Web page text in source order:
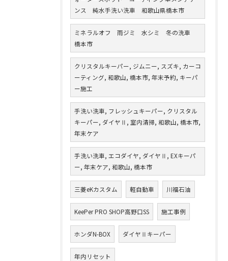
ンス 純水手洗い洗車 和歌山県橋本市
ミネラルオフ 雨ジミ 水シミ 冬の洗車
橋本市
クリスタルキーパー, ジムニー, スズキ, カーコ
ーティング, 和歌山, 橋本市, 年末予約, キーパ
ー施工
手洗い洗車, フレッシュキーパー, クリスタル
キーパー, ダイヤⅡ, 室内清掃, 和歌山, 橋本市,
年末ケア
手洗い洗車, エコダイヤ, ダイヤⅡ, EXキーパ
ー, 年末ケア, 和歌山, 橋本市
三菱eKカスタム 軽自動車 川福石油
KeePer PRO SHOP高野口SS 施工事例
ホンダN-BOX ダイヤⅡキーパー
年内リセット